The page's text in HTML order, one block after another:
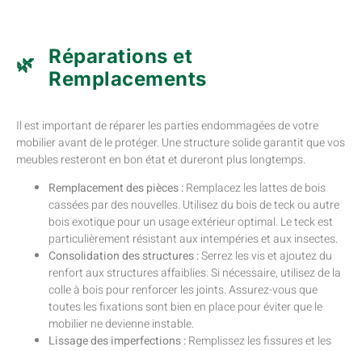
Réparations et
Remplacements
Il est important de réparer les parties endommagées de votre
mobilier avant de le protéger. Une structure solide garantit que vos
meubles resteront en bon état et dureront plus longtemps.
Remplacement des pièces :Remplacez les lattes de bois
cassées par des nouvelles. Utilisez du bois de teck ou autre
bois exotique pour un usage extérieur optimal. Le teck est
particulièrement résistant aux intempéries et aux insectes.
Consolidation des structures :Serrez les vis et ajoutez du
renfort aux structures affaiblies. Si nécessaire, utilisez de la
colle à bois pour renforcer les joints. Assurez-vous que
toutes les fixations sont bien en place pour éviter que le
mobilier ne devienne instable.
Lissage des imperfections :Remplissez les fissures et les